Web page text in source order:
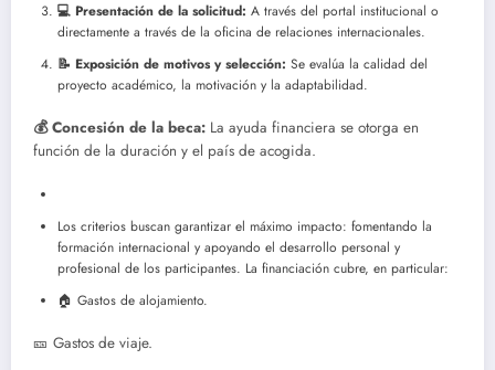
💻 Presentación de la solicitud: A través del portal institucional o
directamente a través de la oficina de relaciones internacionales.
📝 Exposición de motivos y selección: Se evalúa la calidad del
proyecto académico, la motivación y la adaptabilidad.
💰 Concesión de la beca: La ayuda financiera se otorga en
función de la duración y el país de acogida.
Los criterios buscan garantizar el máximo impacto: fomentando la
formación internacional y apoyando el desarrollo personal y
profesional de los participantes. La financiación cubre, en particular:
🏠 Gastos de alojamiento.
🎫 Gastos de viaje.